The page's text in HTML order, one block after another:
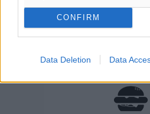
CONFIRM
Data Deletion Data